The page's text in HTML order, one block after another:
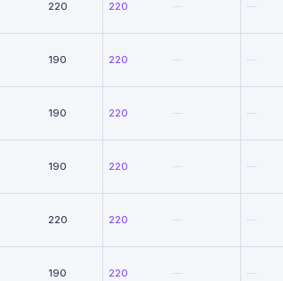
220 220
190 220
190 220
190 220
220 220
190 220
— —
— —
— —
— —
— —
— —